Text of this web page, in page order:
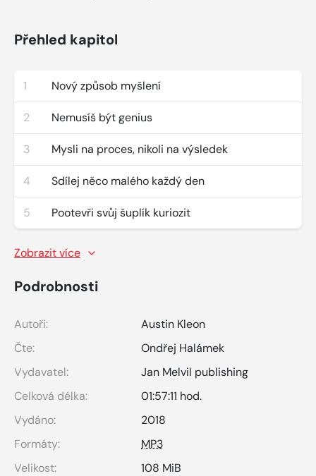
Přehled kapitol
1 Nový způsob myšlení
2 Nemusíš být genius
3 Mysli na proces, nikoli na výsledek
4 Sdílej něco malého každý den
5 Pootevři svůj šuplík kuriozit
Zobrazit více
Podrobnosti
Autoři:
Austin Kleon
Čte:
Ondřej Halámek
Vydavatel:
Jan Melvil publishing
Celková délka:
01:57:11 hod.
Vydáno:
2018
Formáty:
MP3
Velikost:
108 MiB